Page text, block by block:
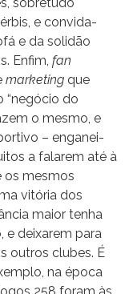
e convida-
e da solidão
Enfim, fan
marketing que
“negócio do
o mesmo, e
– enganei-
a falarem até à
os mesmos
vitória dos
maior tenha
e deixarem para
outros clubes. É
na época